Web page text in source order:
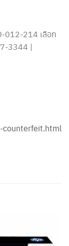
012-214 เลือก
3344 |